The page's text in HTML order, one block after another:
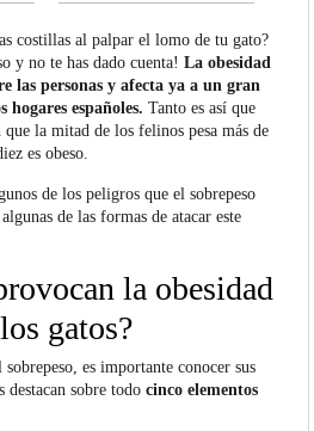
costillas al palpar el lomo de tu gato?
y no te has dado cuenta!La obesidad
las personas y afecta ya a un gran
hogares españoles.Tanto es así que
que la mitad de los felinos pesa más de
es obeso.
de los peligros que el sobrepeso
de las formas de atacar este
la obesidad
gatos?
es importante conocer sus
destacan sobre todo cinco elementos